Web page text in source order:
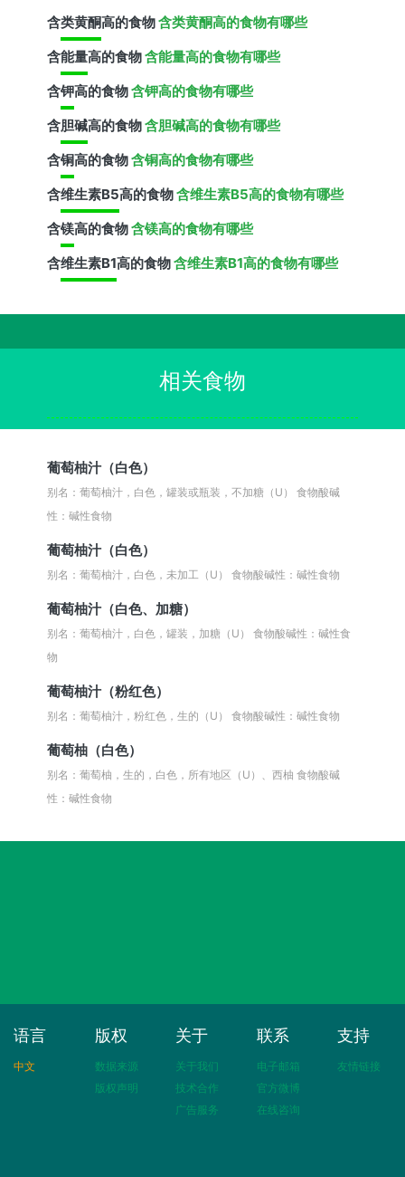
含类黄酮高的食物含类黄酮高的食物有哪些
含能量高的食物含能量高的食物有哪些
含钾高的食物含钾高的食物有哪些
含胆碱高的食物含胆碱高的食物有哪些
含铜高的食物含铜高的食物有哪些
含维生素B5高的食物含维生素B5高的食物有哪些
含镁高的食物含镁高的食物有哪些
含维生素B1高的食物含维生素B1高的食物有哪些
相关食物
葡萄柚汁（白色）
别名：葡萄柚汁，白色，罐装或瓶装，不加糖（U）食物酸碱
性：碱性食物
葡萄柚汁（白色）
别名：葡萄柚汁，白色，未加工（U）食物酸碱性：碱性食物
葡萄柚汁（白色、加糖）
别名：葡萄柚汁，白色，罐装，加糖（U）食物酸碱性：碱性食
物
葡萄柚汁（粉红色）
别名：葡萄柚汁，粉红色，生的（U）食物酸碱性：碱性食物
葡萄柚（白色）
别名：葡萄柚，生的，白色，所有地区（U）、西柚食物酸碱
性：碱性食物
语言
中文
版权
数据来源
版权声明
关于
关于我们
技术合作
广告服务
联系
电子邮箱
官方微博
在线咨询
支持
友情链接